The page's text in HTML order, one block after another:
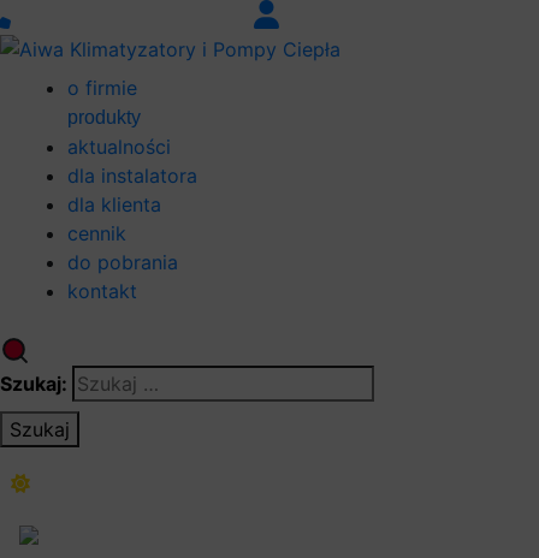
o firmie
produkty
aktualności
dla instalatora
dla klienta
cennik
do pobrania
kontakt
Szukaj:
Szukaj